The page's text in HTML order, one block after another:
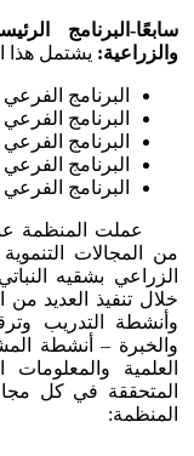
سابعًا-البرنامج
والزراعية: يشتمل هذا
البرنامج
البرنامج
البرنامج
البرنامج الفرعي
البرنامج
من المجالات
الزراعي بشقيه
خلال تنفيذ العديد
وأنشطة التدريب
والخبرة – أنشطة
العلمية والمعلومات
المتحققة في كل
المنظمة: